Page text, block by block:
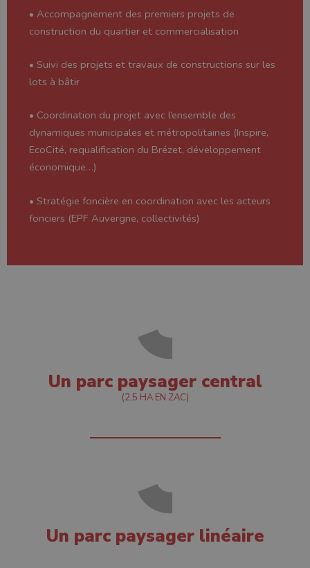
• Accompagnement des premiers projets de
construction du quartier et commercialisation
• Suivi des projets et travaux de constructions sur les
lots à bâtir
• Coordination du projet avec l’ensemble des
dynamiques municipales et métropolitaines (Inspire,
EcoCité, requalification du Brézet, développement
économique…)
• Stratégie foncière en coordination avec les acteurs
fonciers (EPF Auvergne, collectivités)
Un parc paysager central
(2,5 HA EN ZAC)
Un parc paysager linéaire